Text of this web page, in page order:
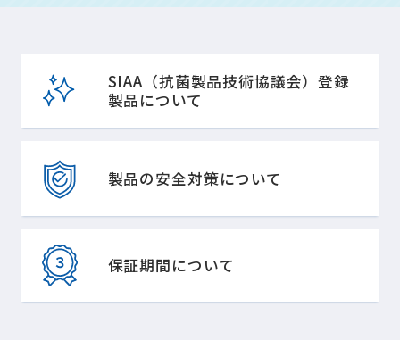
SIAA（抗菌製品技術協議会）登録
製品について
製品の安全対策について
保証期間について